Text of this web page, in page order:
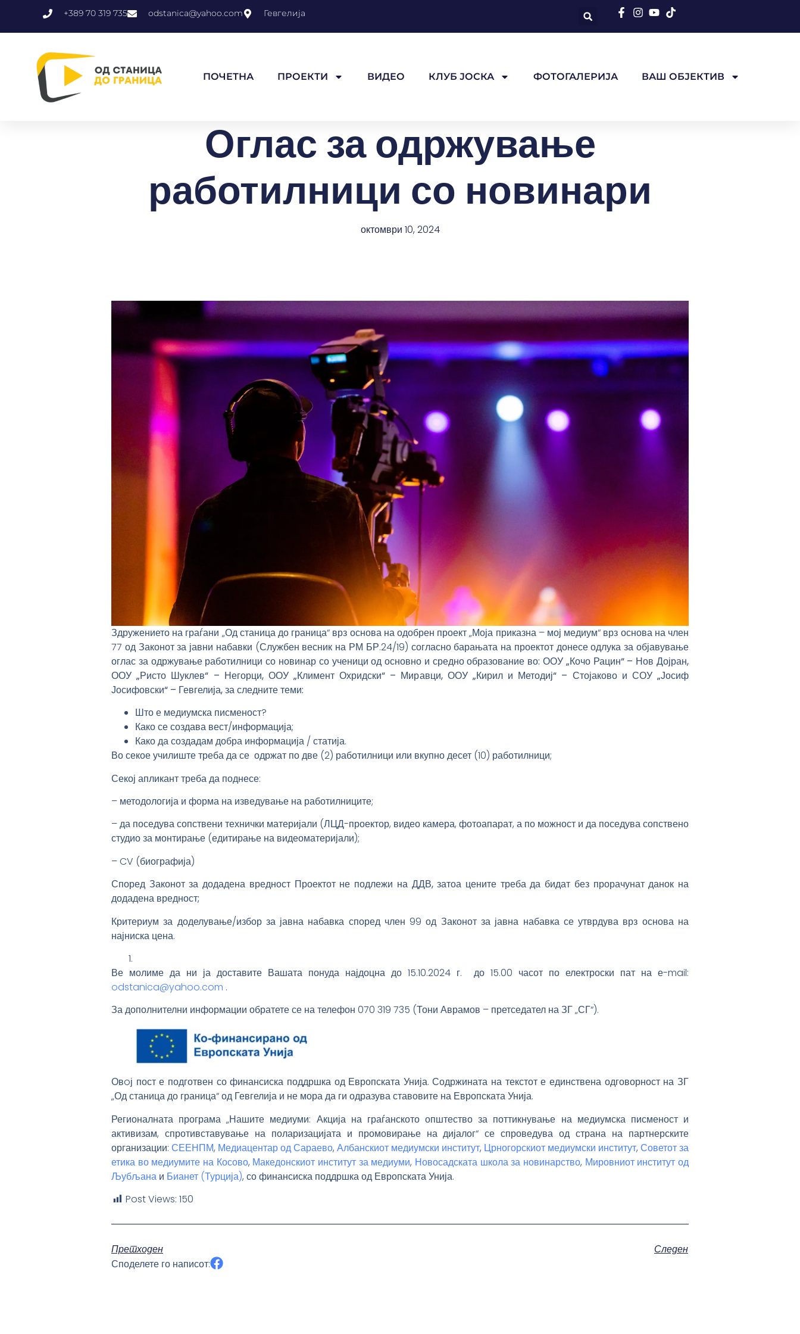
+389 70 319 735 odstanica@yahoo.com Гевгелија
ПОЧЕТНА ПРОЕКТИ ВИДЕО КЛУБ ЈОСКА ФОТОГАЛЕРИЈА ВАШ ОБЈЕКТИВ
Оглас за одржување
работилници со новинари
октомври 10, 2024
Здружението на граѓани „Од станица до граница“ врз основа на одобрен проект „Моја приказна – мој медиум“ врз основа на член
77 од Законот за јавни набавки (Службен весник на РМ БР.24/19) согласно барањата на проектот донесе одлука за објавување
оглас за одржување работилници со новинар со ученици од основно и средно образование во: ООУ „Кочо Рацин“ – Нов Дојран,
ООУ „Ристо Шуклев“ – Негорци, ООУ „Климент Охридски“ – Миравци, ООУ „Кирил и Методиј“ – Стојаково и СОУ „Јосиф
Јосифовски“ – Гевгелија, за следните теми:
Што е медиумска писменост?
Како се создава вест/информација;
Како да создадам добра информација / статија.
Во секое училиште треба да се одржат по две (2) работилници или вкупно десет (10) работилници;
Секој апликант треба да поднесе:
– методологија и форма на изведување на работилниците;
– да поседува сопствени технички материјали (ЛЦД-проектор, видео камера, фотоапарат, а по можност и да поседува сопствено
студио за монтирање (едитирање на видеоматеријали);
– CV (биографија)
Според Законот за додадена вредност Проектот не подлежи на ДДВ, затоа цените треба да бидат без прорачунат данок на
додадена вредност;
Критериум за доделување/избор за јавна набавка според член 99 од Законот за јавна набавка се утврдува врз основа на
најниска цена.
Ве молиме да ни ја доставите Вашата понуда најдоцна до 15.10.2024 г. до 15.00 часот по електроски пат на е-mail:
odstanica@yahoo.com .
За дополнителни информации обратете се на телефон 070 319 735 (Тони Аврамов – претседател на ЗГ „СГ“).
Овoј пост е подготвен со финансиска поддршка од Европската Унија. Содржината на текстот е единствена одговорност на ЗГ
„Од станица до граница“ од Гевгелија и не мора да ги одразува ставовите на Европската Унија.
Регионалната програма „Нашите медиуми: Акција на граѓанското општество за поттикнување на медиумска писменост и
активизам, спротивставување на поларизацијата и промовирање на дијалог“ се спроведува од страна на партнерските
организации: СЕЕНПМ, Медиацентар од Сараево, Албанскиот медиумски институт, Црногорскиот медиумски институт, Советот за
етика во медиумите на Косово, Македонскиот институт за медиуми, Новосадската школа за новинарство, Мировниот институт од
Љубљана и Бианет (Турција), со финансиска поддршка од Европската Унија.
Post Views: 150
Претходен
Следен
Споделете го написот: